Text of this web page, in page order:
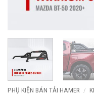
PHỤ KIỆN BÁN TẢI HAMER /